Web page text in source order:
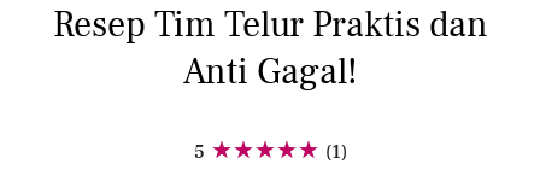
Resep Tim Telur Praktis dan
Anti Gagal!
5 (1)